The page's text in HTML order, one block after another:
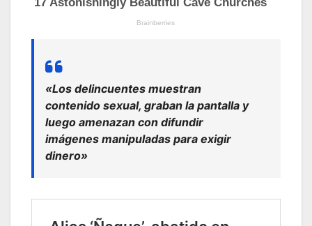
«Los delincuentes muestran
contenido sexual, graban la pantalla y
luego amenazan con difundir
imágenes manipuladas para exigir
dinero»